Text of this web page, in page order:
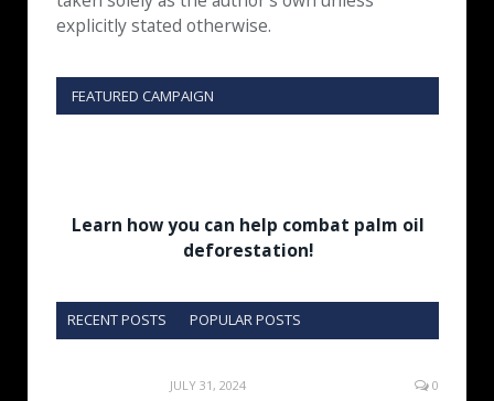
explicitly stated otherwise.
FEATURED CAMPAIGN
Learn how you can help combat palm oil
deforestation!
RECENT POSTS POPULAR POSTS
JULY 31, 2024 0